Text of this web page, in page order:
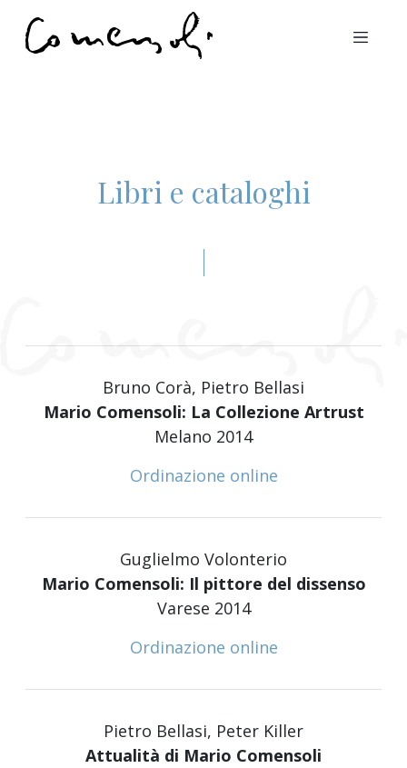
Libri e cataloghi
Bruno Corà, Pietro Bellasi
Mario Comensoli: La Collezione Artrust
Melano 2014
Ordinazione online
Guglielmo Volonterio
Mario Comensoli: Il pittore del dissenso
Varese 2014
Ordinazione online
Pietro Bellasi, Peter Killer
Attualità di Mario Comensoli